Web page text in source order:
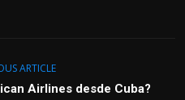
ARTICLE
Airlines desde Cuba?